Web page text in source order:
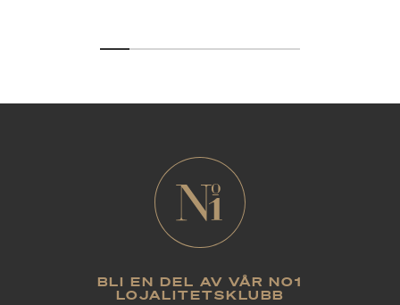
BLI EN DEL AV VÅR NO1
LOJALITETSKLUBB